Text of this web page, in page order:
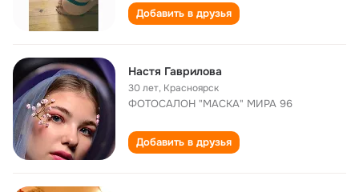
Добавить в друзья
Настя Гаврилова
30 лет, Красноярск
ФОТОСАЛОН "МАСКА" МИРА 96
Добавить в друзья